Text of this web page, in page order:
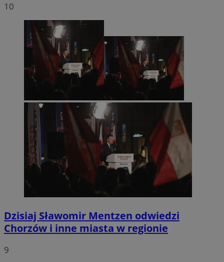
10
Dzisiaj Sławomir Mentzen odwiedzi
Chorzów i inne miasta w regionie
9